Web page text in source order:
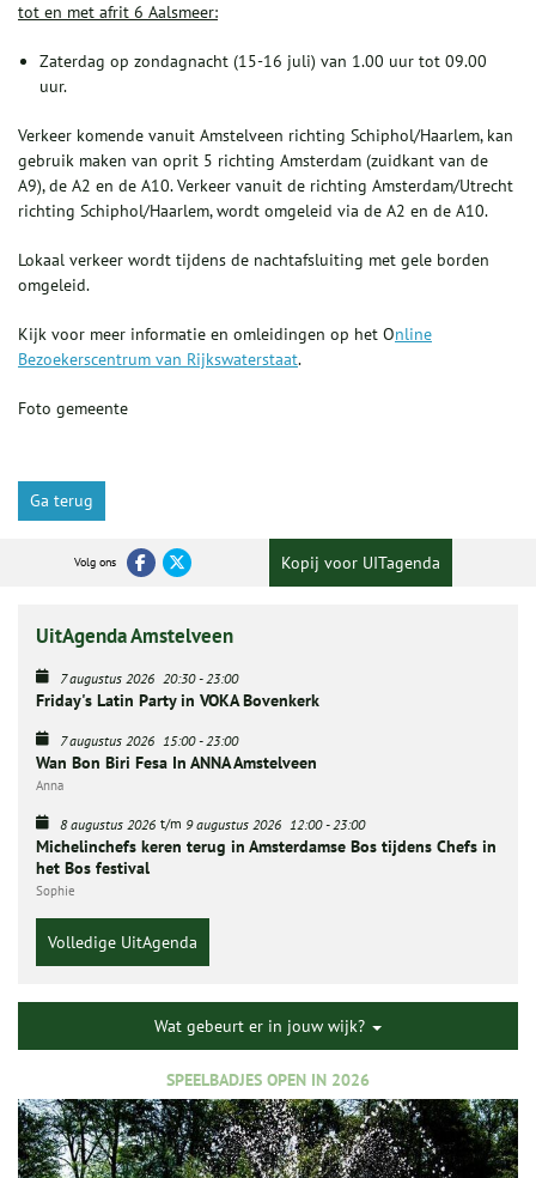
tot en met afrit 6 Aalsmeer:
Zaterdag op zondagnacht (15-16 juli) van 1.00 uur tot 09.00
uur.
Verkeer komende vanuit Amstelveen richting Schiphol/Haarlem, kan
gebruik maken van oprit 5 richting Amsterdam (zuidkant van de
A9), de A2 en de A10. Verkeer vanuit de richting Amsterdam/Utrecht
richting Schiphol/Haarlem, wordt omgeleid via de A2 en de A10.
Lokaal verkeer wordt tijdens de nachtafsluiting met gele borden
omgeleid.
Kijk voor meer informatie en omleidingen op het Online
Bezoekerscentrum van Rijkswaterstaat.
Foto gemeente
Ga terug
Volg ons Kopij voor UITagenda
UitAgenda Amstelveen
7 augustus 2026 20:30-23:00
Friday's Latin Party in VOKA Bovenkerk
7 augustus 2026 15:00-23:00
Wan Bon Biri Fesa In ANNA Amstelveen
Anna
8 augustus 2026 t/m 9 augustus 2026 12:00-23:00
Michelinchefs keren terug in Amsterdamse Bos tijdens Chefs in
het Bos festival
Sophie
Volledige UitAgenda
Wat gebeurt er in jouw wijk?
SPEELBADJES OPEN IN 2026